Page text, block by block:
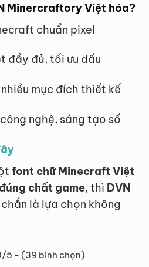
Minercraftory Việt hóa?
chuẩn pixel
đầy đủ, tối ưu dấu
mục đích thiết kế
nghệ, sáng tạo số
font chữ Minecraft Việt
chất game, thì DVN
là lựa chọn không
5 - (39 bình chọn)